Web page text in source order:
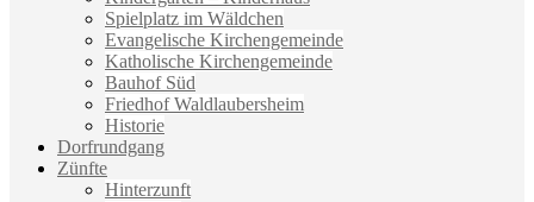
Spielplatz im Wäldchen
Evangelische Kirchengemeinde
Katholische Kirchengemeinde
Bauhof Süd
Friedhof Waldlaubersheim
Historie
Dorfrundgang
Zünfte
Hinterzunft